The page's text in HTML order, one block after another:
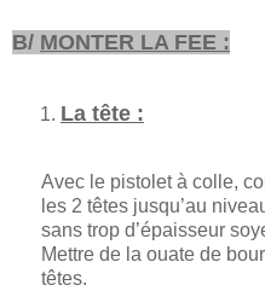
B/ MONTER LA FEE :
La tête :
Avec le pistolet à colle,
les 2 têtes jusqu’au
sans trop d’épaisseur
Mettre de la ouate de
têtes.